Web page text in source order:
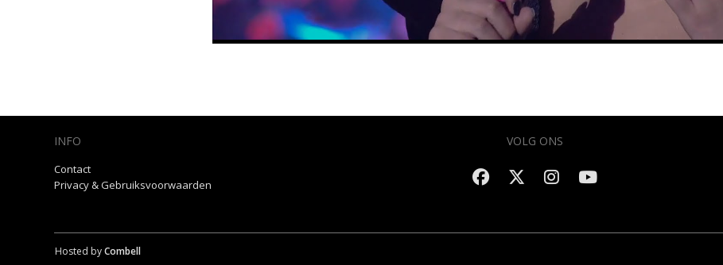
INFO
Contact
Privacy & Gebruiksvoorwaarden
VOLG ONS
Hosted byCombell